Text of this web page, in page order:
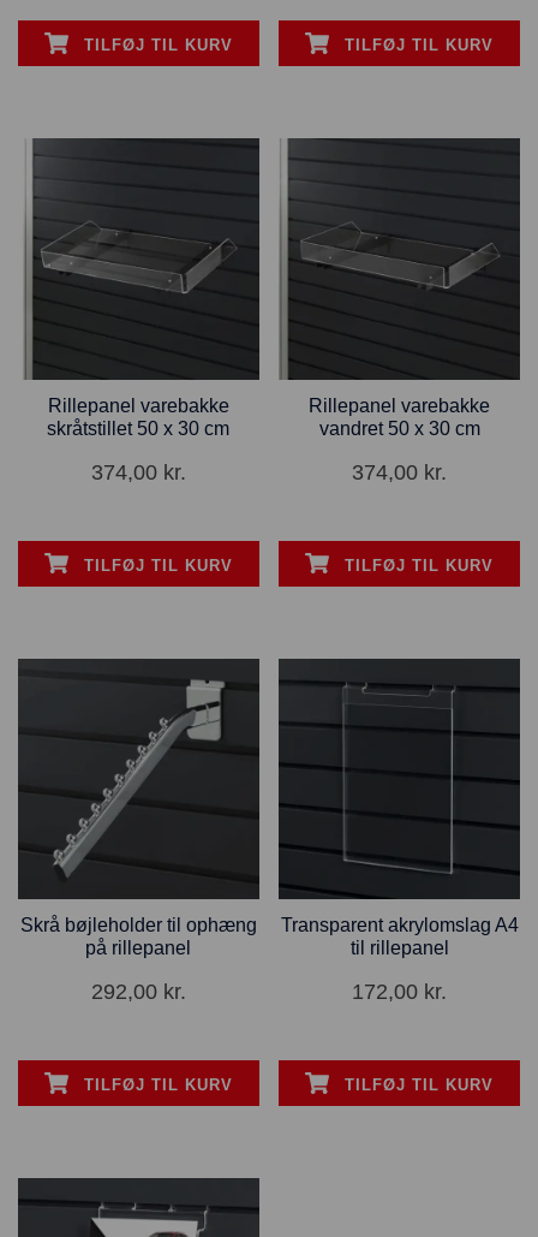
TILFØJ TIL KURV TILFØJ TIL KURV
Rillepanel varebakke
skråtstillet 50 x 30 cm
374,00 kr.
TILFØJ TIL KURV
Rillepanel varebakke
vandret 50 x 30 cm
374,00 kr.
TILFØJ TIL KURV
Skrå bøjleholder til ophæng
på rillepanel
292,00 kr.
TILFØJ TIL KURV
Transparent akrylomslag A4
til rillepanel
172,00 kr.
TILFØJ TIL KURV